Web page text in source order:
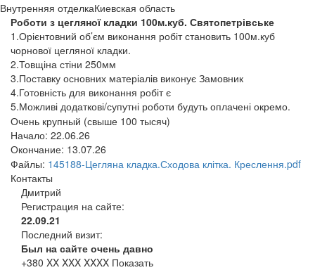
Внутренняя отделкаКиевская область
Роботи з цегляної кладки 100м.куб. Святопетрівське
1.Орієнтовний об’єм виконання робіт становить 100м.куб
чорнової цегляної кладки.
2.Товщіна стіни 250мм
3.Поставку основних матеріалів виконує Замовник
4.Готовність для виконання робіт є
5.Можливі додаткові/супутні роботи будуть оплачені окремо.
Очень крупный (свыше 100 тысяч)
Начало: 22.06.26
Окончание: 13.07.26
Файлы: 145188-Цегляна кладка.Сходова клітка. Креслення.pdf
Контакты
Дмитрий
Регистрация на сайте:
22.09.21
Последний визит:
Был на сайте очень давно
+380 XX XXX XXXX Показать